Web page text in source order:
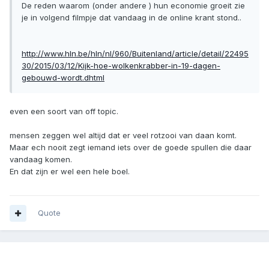
De reden waarom (onder andere ) hun economie groeit zie
je in volgend filmpje dat vandaag in de online krant stond..
http://www.hln.be/hln/nl/960/Buitenland/article/detail/22495
30/2015/03/12/Kijk-hoe-wolkenkrabber-in-19-dagen-
gebouwd-wordt.dhtml
even een soort van off topic.
mensen zeggen wel altijd dat er veel rotzooi van daan komt.
Maar ech nooit zegt iemand iets over de goede spullen die daar
vandaag komen.
En dat zijn er wel een hele boel.
Quote